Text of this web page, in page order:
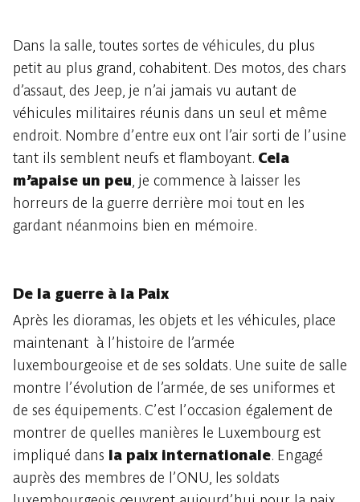
Dans la salle, toutes sortes de véhicules, du plus
petit au plus grand, cohabitent. Des motos, des chars
d’assaut, des Jeep, je n’ai jamais vu autant de
véhicules militaires réunis dans un seul et même
endroit. Nombre d’entre eux ont l’air sorti de l’usine
tant ils semblent neufs et flamboyant. Cela
m’apaise un peu , je commence à laisser les
horreurs de la guerre derrière moi tout en les
gardant néanmoins bien en mémoire.
De la guerre à la Paix
Après les dioramas, les objets et les véhicules, place
maintenant à l’histoire de l’armée
luxembourgeoise et de ses soldats. Une suite de salle
montre l’évolution de l’armée, de ses uniformes et
de ses équipements. C’est l’occasion également de
montrer de quelles manières le Luxembourg est
impliqué dans la paix internationale. Engagé
auprès des membres de l’ONU, les soldats